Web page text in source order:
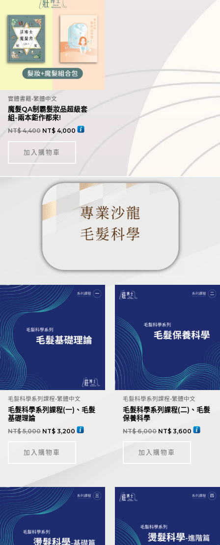
實體書籍-繁體中文
魔髮QA制霸髮妝品超級套
組-兩本鉅作都來!
NT$4,400 NT$ 4,000
加入購物車
毛髮科學系列課程-繁體中文
毛髮科學系列課程(一)、毛髮
基礎理論
NT$5,000 NT$ 3,200
加入購物車
毛髮科學系列課程-繁體中文
毛髮科學系列課程(二)、毛髮
保養科學
NT$6,000 NT$ 3,600
加入購物車